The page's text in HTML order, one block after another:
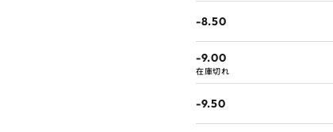
-8.50
-9.00
在庫切れ
-9.50